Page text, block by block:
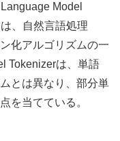
Model
、自然言語処理
化アルゴリズムの一
Tokenizerは、単語
とは異なり、部分単
を当てている。